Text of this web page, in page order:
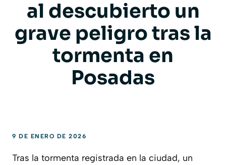
al descubierto un
grave peligro tras la
tormenta en
Posadas
9 DE ENERO DE 2026
Tras la tormenta registrada en la ciudad, un